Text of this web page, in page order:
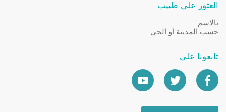
العثور على طبيب
بالاسم
حسب المدينة أو الحي
تابعونا على